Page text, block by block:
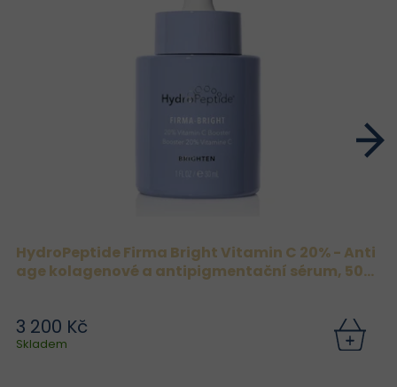
HydroPeptide Firma Bright Vitamin C 20% - Anti
age kolagenové a antipigmentační sérum, 50
3 200 Kč
Skladem